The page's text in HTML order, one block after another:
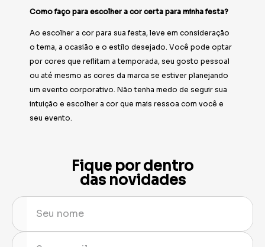
Como faço para escolher a cor certa para minha festa?
Ao escolher a cor para sua festa, leve em consideração
o tema, a ocasião e o estilo desejado. Você pode optar
por cores que reflitam a temporada, seu gosto pessoal
ou até mesmo as cores da marca se estiver planejando
um evento corporativo. Não tenha medo de seguir sua
intuição e escolher a cor que mais ressoa com você e
seu evento.
Fique por dentro
das novidades